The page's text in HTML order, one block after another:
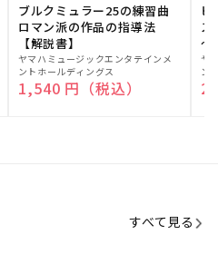
ブルクミュラー25の練習曲
ロマン派の作品の指導法
【解説書】
販
売
元:
ヤマハミュージックエンタテインメ
ントホールディングス
通常価格
1,540 円（税込）
ピ
ス
～
販
売
元:
ヤ
ン
すべて見る